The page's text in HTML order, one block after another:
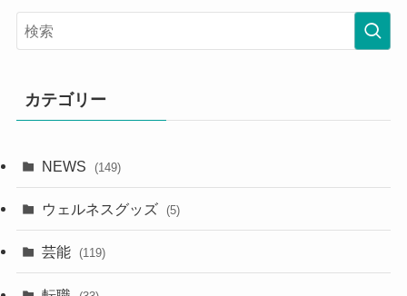
カテゴリー
NEWS (149)
ウェルネスグッズ (5)
芸能 (119)